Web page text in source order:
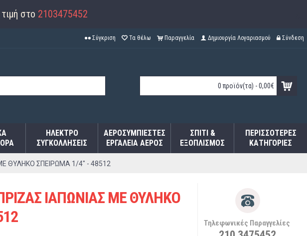
στο 2103475452
Σύγκριση Τα θέλω Παραγγελία Δημιουργία Λογαριασμού Σύνδεση
0 προϊόν(τα) - 0,00€
ΗΛΕΚΤΡΟ
ΣΥΓΚΟΛΛΉΣΕΙΣ
ΑΕΡΟΣΥΜΠΙΕΣΤΈΣ
ΕΡΓΑΛΕΊΑ ΑΈΡΟΣ
ΣΠΊΤΙ &
ΕΞΟΠΛΙΣΜΌΣ
ΠΕΡΙΣΣΌΤΕΡΕΣ
ΚΑΤΗΓΟΡΊΕΣ
ΘΥΛΗΚΟ ΣΠΕΙΡΩΜΑ 1/4" - 48512
Τηλεφωνικές Παραγγελίες
ΙΑΠΩΝΙΑΣ ΜΕ ΘΥΛΗΚΟ